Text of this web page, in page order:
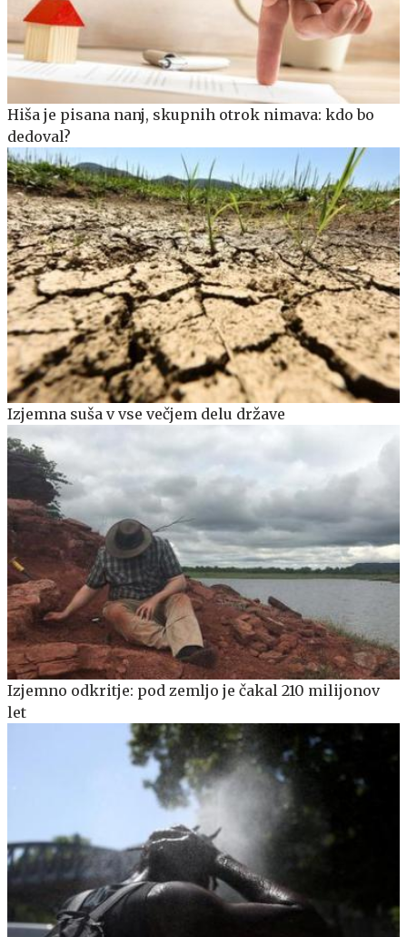
Hiša je pisana nanj, skupnih otrok nimava: kdo bo
dedoval?
Izjemna suša v vse večjem delu države
Izjemno odkritje: pod zemljo je čakal 210 milijonov
let